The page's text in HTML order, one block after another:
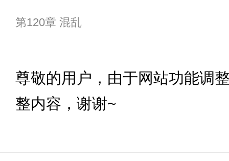
第120章 混乱
尊敬的用户，由于网站功能调
整内容，谢谢~